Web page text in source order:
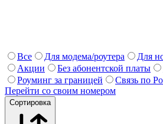
Все Для модема/роутера Для
Акции
Без абонентской платы
Роуминг за границей
Связь по
Перейти со своим номером
Сортировка